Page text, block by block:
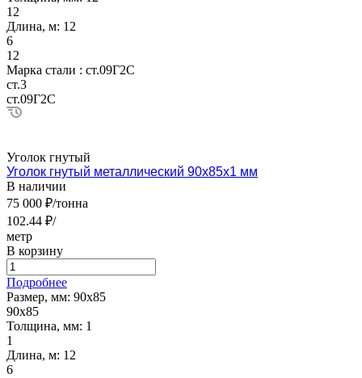
12
Длина, м: 12
6
12
Марка стали : ст.09Г2С
ст.3
ст.09Г2С
Уголок гнутый
Уголок гнутый металлический 90х85х1 мм
В наличии
75 000 ₽/тонна
102.44 ₽/
метр
В корзину
Подробнее
Размер, мм: 90х85
90х85
Толщина, мм: 1
1
Длина, м: 12
6